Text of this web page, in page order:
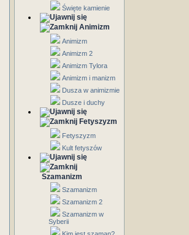
Święte kamienie
Animizm
Animizm
Animizm 2
Animizm Tylora
Animizm i manizm
Dusza w animizmie
Dusze i duchy
Fetyszyzm
Fetyszyzm
Kult fetyszów
Szamanizm
Szamanizm
Szamanizm 2
Szamanizm w
Syberii